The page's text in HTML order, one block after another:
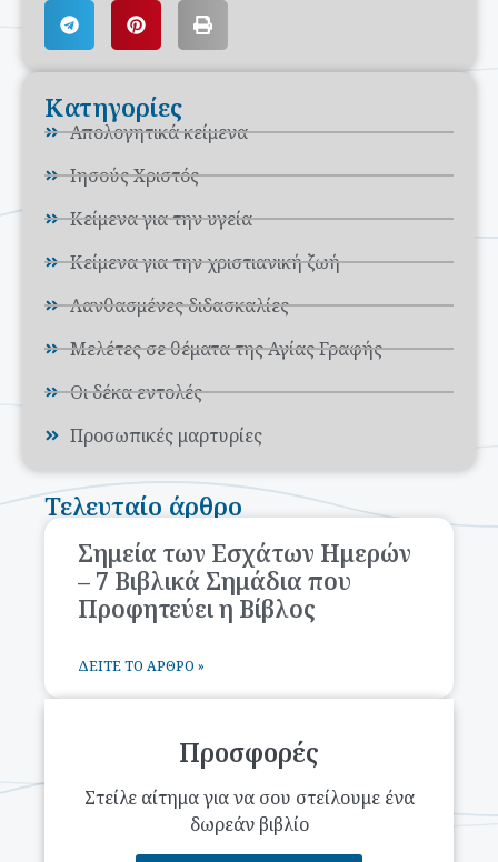
Κατηγορίες
Απολογητικά κείμενα
Ιησούς Χριστός
Κείμενα για την υγεία
Κείμενα για την χριστιανική ζωή
Λανθασμένες διδασκαλίες
Μελέτες σε θέματα της Αγίας Γραφής
Οι δέκα εντολές
Προσωπικές μαρτυρίες
Τελευταίο άρθρο
Σημεία των Εσχάτων Ημερών
– 7 Βιβλικά Σημάδια που
Προφητεύει η Βίβλος
ΔΕΊΤΕ ΤΟ ΆΡΘΡΟ »
Προσφορές
Στείλε αίτημα για να σου στείλουμε ένα
δωρεάν βιβλίο